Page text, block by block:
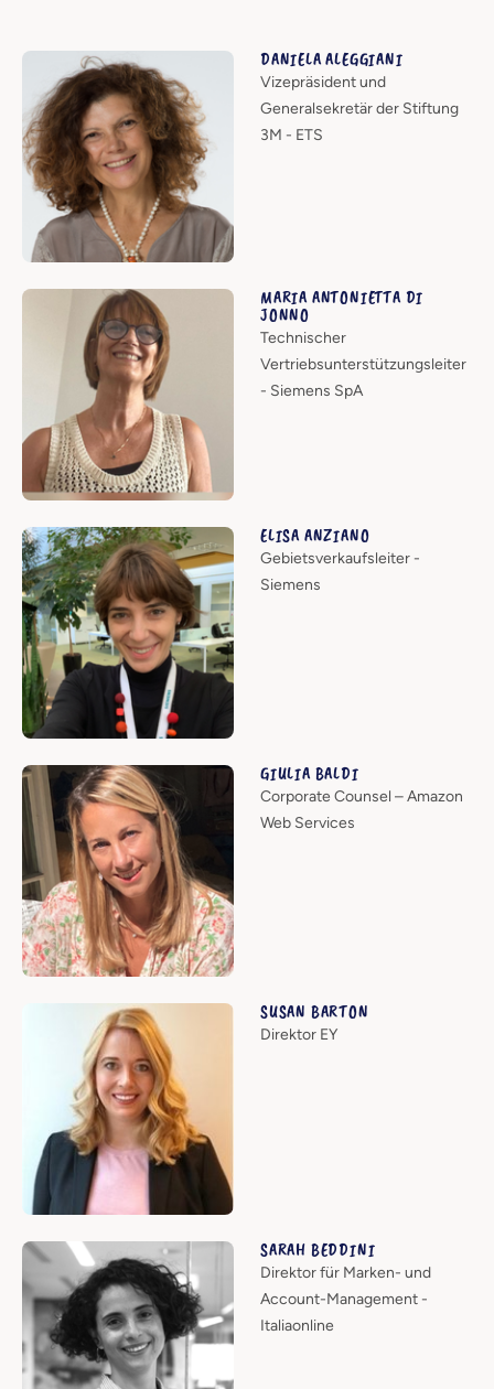
DANIELA ALEGGIANI
Vizepräsident und
Generalsekretär der Stiftung
3M - ETS
MARIA ANTONIETTA DI
JONNO
Technischer
Vertriebsunterstützungsleiter
- Siemens SpA
ELISA ANZIANO
Gebietsverkaufsleiter -
Siemens
GIULIA BALDI
Corporate Counsel – Amazon
Web Services
SUSAN BARTON
Direktor EY
SARAH BEDDINI
Direktor für Marken- und
Account-Management -
Italiaonline